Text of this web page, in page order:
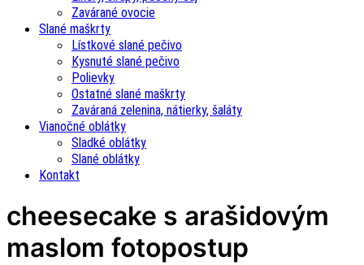
Zavárané ovocie
Slané maškrty
Lístkové slané pečivo
Kysnuté slané pečivo
Polievky
Ostatné slané maškrty
Zaváraná zelenina, nátierky, šaláty
Vianočné oblátky
Sladké oblátky
Slané oblátky
Kontakt
cheesecake s arašidovým
maslom fotopostup